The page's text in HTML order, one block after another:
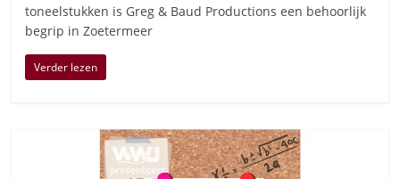
toneelstukken is Greg & Baud Productions een behoorlijk
begrip in Zoetermeer
Verder lezen